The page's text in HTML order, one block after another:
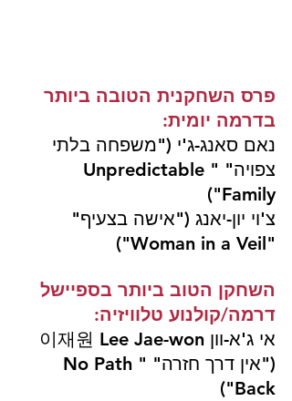
פרס השחקנית הטובה ביותר
בדרמה יומית:
נאם סאנג-ג'י ("משפחה בלתי
צפויה" "Unpredictable
Family")
צ'וי יון-יאנג ("אישה בצעיף"
"Woman in a Veil")
השחקן הטוב ביותר בספיישל
דרמה/קולנוע טלוויזיה:
("אין דרך חזרה" "No Path
Back")